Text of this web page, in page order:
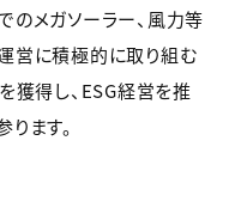
のメガソーラー、風力等
営に積極的に取り組む
獲得し、ESG経営を推
ます。